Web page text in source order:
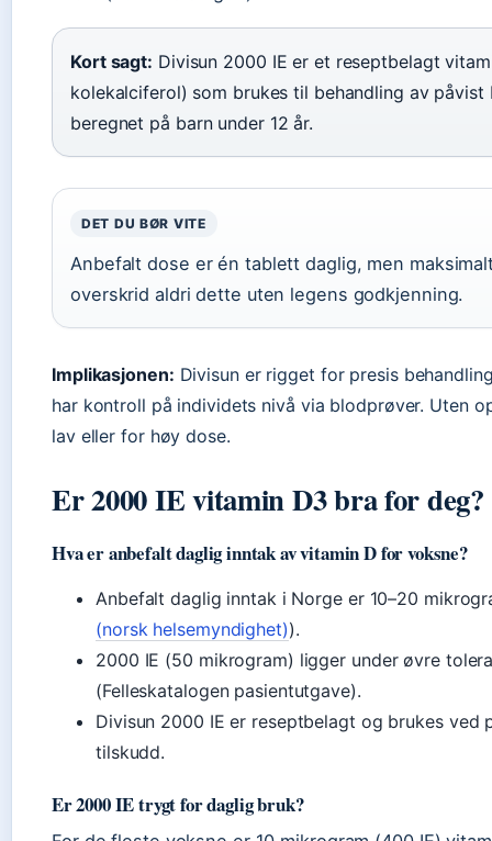
Kort sagt: Divisun 2000 IE er et reseptbelagt
kolekalciferol) som brukes til behandling av
beregnet på barn under 12 år.
DET DU BØR VITE
Anbefalt dose er én tablett daglig, men
overskrid aldri dette uten legens godkjenning.
Implikasjonen: Divisun er rigget for presis
har kontroll på individets nivå via blodprøver. Uten
lav eller for høy dose.
Er 2000 IE vitamin D3 bra for deg?
Hva er anbefalt daglig inntak av vitamin D for voksne?
Anbefalt daglig inntak i Norge er 10–20
(norsk helsemyndighet)).
2000 IE (50 mikrogram) ligger under øvre
(Felleskatalogen pasientutgave).
Divisun 2000 IE er reseptbelagt og brukes ved
tilskudd.
Er 2000 IE trygt for daglig bruk?